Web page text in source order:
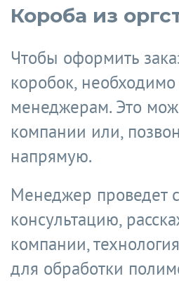
Короба из
Чтобы оформить
коробок,
менеджерам. Это
компании или,
напрямую.
Менеджер проведет
консультацию,
компании,
для обработки